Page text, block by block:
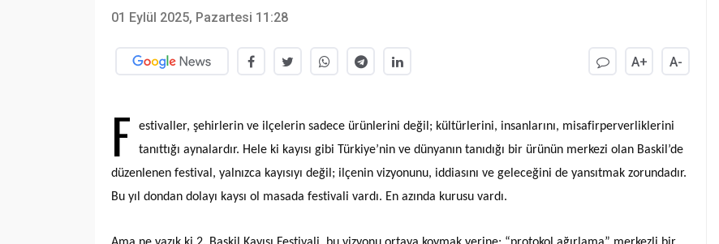
01 Eylül 2025, Pazartesi 11:28
A+ A-
F
estivaller, şehirlerin ve ilçelerin sadece ürünlerini değil; kültürlerini, insanlarını, misafirperverliklerini
tanıttığı aynalardır. Hele ki kayısı gibi Türkiye’nin ve dünyanın tanıdığı bir ürünün merkezi olan Baskil’de
düzenlenen festival, yalnızca kayısıyı değil; ilçenin vizyonunu, iddiasını ve geleceğini de yansıtmak zorundadır.
Bu yıl dondan dolayı kaysı ol masada festivali vardı. En azında kurusu vardı.